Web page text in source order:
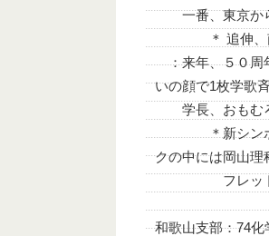
一番、東京から
＊ 追伸、南の
：来年、５０周
いの顔で1枚学歌
学長、おもむろ
＊新シンボル
クの中には岡山理
フレットが入
和歌山支部：74